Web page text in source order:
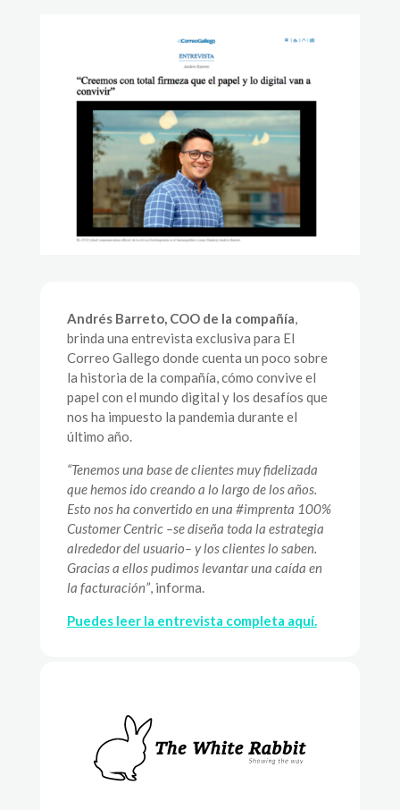
Andrés Barreto, COO de la compañía
brinda una entrevista exclusiva para El
Correo Gallego donde cuenta un poco sobre
la historia de la compañía, cómo convive el
papel con el mundo digital y los desafíos que
nos ha impuesto la pandemia durante el
último año.
“Tenemos una base de clientes muy fidelizada
que hemos ido creando a lo largo de los años.
Esto nos ha convertido en una #imprenta 100%
Customer Centric –se diseña toda la estrategia
alrededor del usuario– y los clientes lo saben.
Gracias a ellos pudimos levantar una caída en
la facturación”, informa.
Puedes leer la entrevista completa aquí.